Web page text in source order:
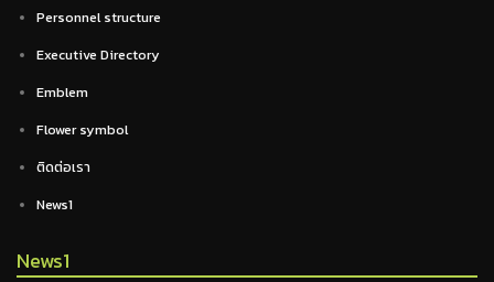
Personnel structure
Executive Directory
Emblem
Flower symbol
ติดต่อเรา
News1
News1